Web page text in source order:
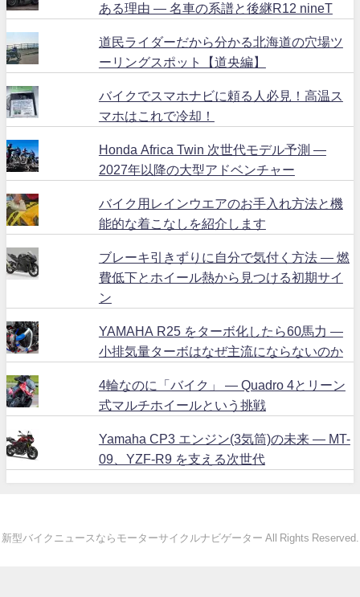
ある理由 ― 名車の系譜と後継R12 nineT
道民ライダーだから分かる北海道の穴場ツ
ーリングスポット【道央編】
バイクでスマホナビに頼る人必見！高温ス
マホはこれで冷却！
Honda Africa Twin 次世代モデル予測 ―
2027年以降の大型アドベンチャー
バイク用レインウエアのお手入れ方法と機
能的な着こなしを紹介します
ブレーキ引きずりに自分で気付く方法 ― 燃
費低下とホイール熱から見つける初期サイ
ン
YAMAHA R25 をターボ化したら60馬力 ―
小排気量ターボはなぜ主流にならないのか
4輪なのに「バイク」 ― Quadro 4とリーン
式マルチホイールという挑戦
Yamaha CP3 エンジン(3気筒)の未来 ― MT-
09、YZF-R9 を支える次世代
新型バイクニュースならモーターサイクルナビゲーター All Rights Reserved.